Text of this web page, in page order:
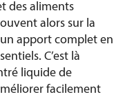
des aliments
alors sur la
apport complet en
C’est là
liquide de
facilement